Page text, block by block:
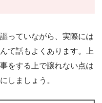
っていながら、実際には
て話もよくあります。上
をする上で譲れない点は
しましょう。